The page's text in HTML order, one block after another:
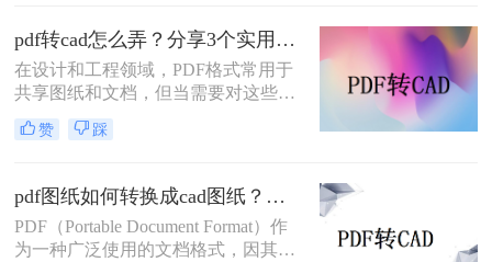
图纸的方法，帮助您根据不同的需求
选择最合适的方式
pdf转cad怎么弄？分享3个实用可靠的方法！
在设计和工程领域，PDF格式常用于
共享图纸和文档，但当需要对这些文
件进行编辑或进一步处理时，转换为
CAD格式便成为了一项重要的任务。
三种将PDF转换为CAD的有效方法，
帮助您根据自己的需求选择最合适的
方式。
赞 踩
pdf图纸如何转换成cad图纸？试试这三种常用方法！
PDF（Portable Document Format）作
为一种广泛使用的文档格式，因其跨